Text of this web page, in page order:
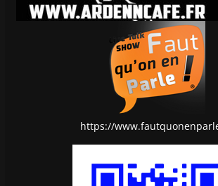
https://